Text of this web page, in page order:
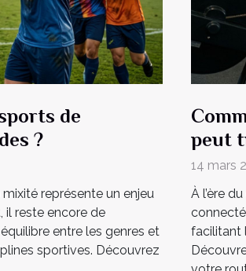
de
?
représente un enjeu
il reste encore de
entre les genres et
sportives. Découvrez
peut
14 mars
À l’ère
facilitant